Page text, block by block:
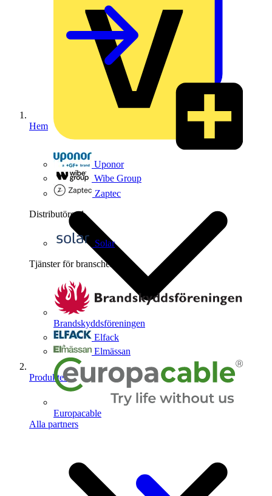
Uponor
Wibe Group
Zaptec
Distributörer 1
Solar
Tjänster för branschen
Brandskyddsföreningen
Elfack
Elmässan
Europacable
Alla partners
Hem
Produkter